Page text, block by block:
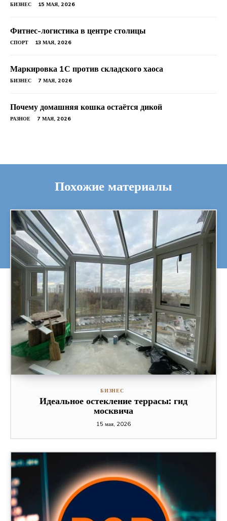
БИЗНЕС 15 МАЯ, 2026
Фитнес-логистика в центре столицы
СПОРТ 13 МАЯ, 2026
Маркировка 1С против складского хаоса
БИЗНЕС 7 МАЯ, 2026
Почему домашняя кошка остаётся дикой
РАЗНОЕ 7 МАЯ, 2026
Похожие материалы
БИЗНЕС
Идеальное остекление террасы: гид
москвича
15 мая, 2026